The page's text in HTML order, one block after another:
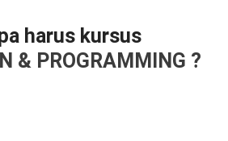
harus kursus
& PROGRAMMING ?